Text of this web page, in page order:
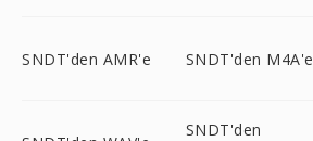
SNDT'den AMR'e SNDT'den M4A'e
SNDT'den